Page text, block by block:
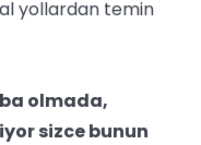
yollardan temin
olmada,
sizce bunun